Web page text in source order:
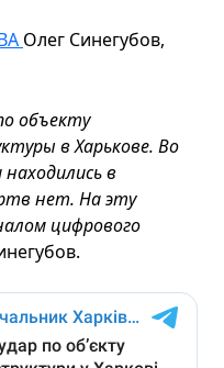
Олег Синегубов,
объекту
в Харькове. Во
в
нет. На эту
цифрового